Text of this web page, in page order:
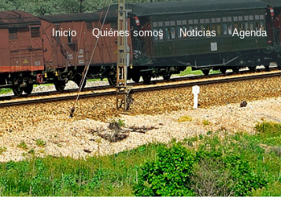
Inicio Quiénes somos Noticias Agenda